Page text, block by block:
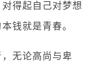
得起自己对梦想
钱就是青春。
，无论高尚与卑